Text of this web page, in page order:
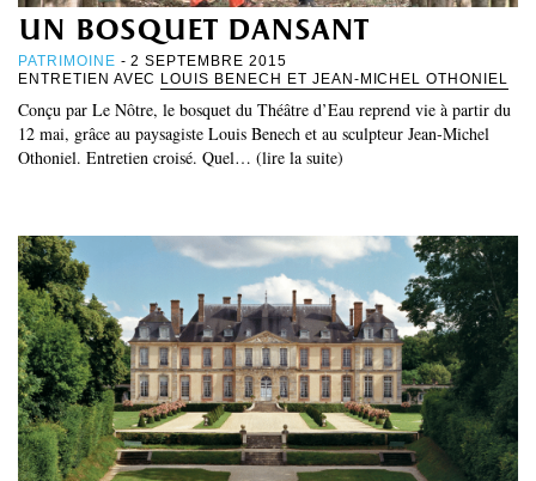
un bosquet dansant
PATRIMOINE - 2 SEPTEMBRE 2015
ENTRETIEN AVEC LOUIS BENECH ET JEAN-MICHEL OTHONIEL
Conçu par Le Nôtre, le bosquet du Théâtre d’Eau reprend vie à partir du
12 mai, grâce au paysagiste Louis Benech et au sculpteur Jean‑Michel
Othoniel. Entretien croisé. Quel… (lire la suite)